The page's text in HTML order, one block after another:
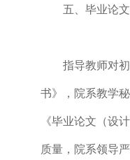
五、毕业论
指导教师对
书》，院系教学
《毕业论文（设
质量，院系领导